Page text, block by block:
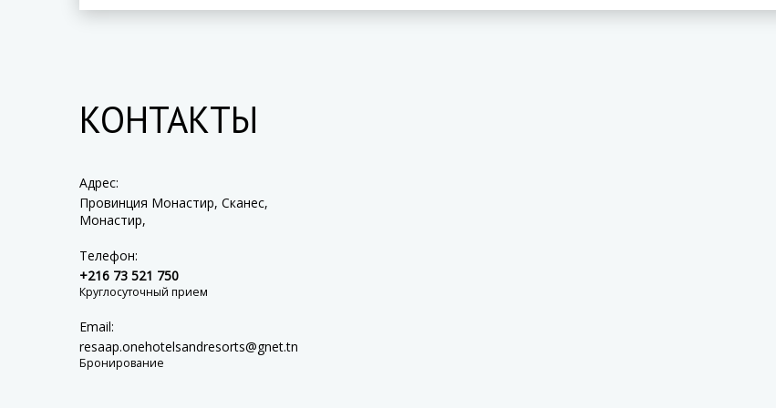
КОНТАКТЫ
Адрес:
Провинция Монастир, Сканес,
Монастир,
Телефон:
+216 73 521 750
Круглосуточный прием
Email:
resaap.onehotelsandresorts@gnet.tn
Бронирование